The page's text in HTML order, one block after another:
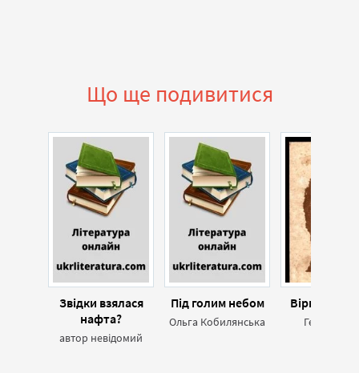
Що ще подивитися
Звідки взялася
нафта?
автор невідомий
Під голим небом
Ольга Кобилянська Генріх